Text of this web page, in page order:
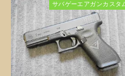
サバゲーエアガンカスタ